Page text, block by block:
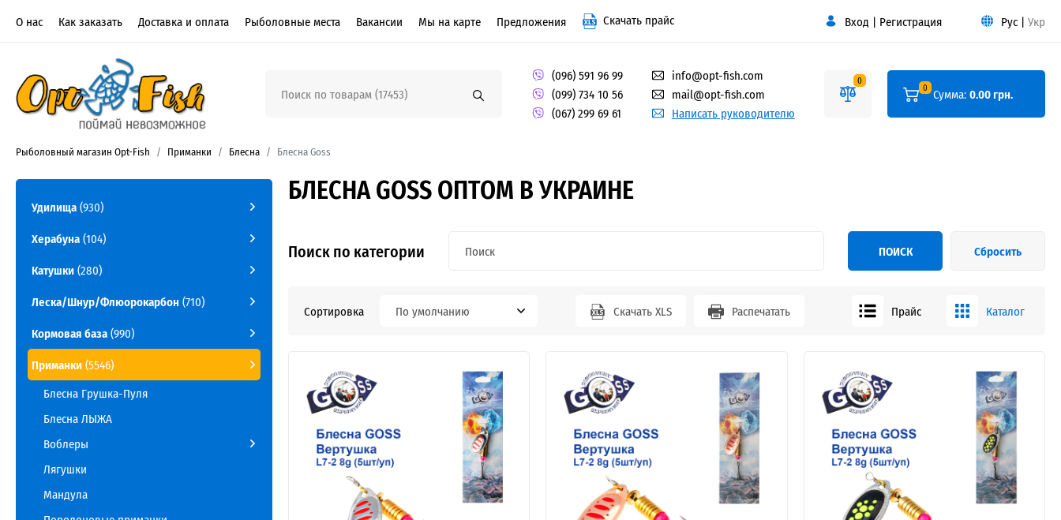
О нас Как заказать Доставка и оплата Рыболовные места Вакансии Мы на карте Предложения Скачать прайс Вход | Регистрация Рус | Укр
(096) 591 96 99
(099) 734 10 56
(067) 299 69 61
info@opt-fish.com
mail@opt-fish.com
Написать руководителю
0
0 Сумма:0.00 грн.
Рыболовный магазин Opt-Fish Приманки Блесна Блесна Goss
БЛЕСНА GOSS ОПТОМ В УКРАИНЕ
Поиск по категории ПОИСК Сбросить
Сортировка По умолчанию Скачать XLS Распечатать Прайс Каталог
Удилища(930)
Херабуна(104)
Катушки(280)
Леска/Шнур/Флюорокарбон(710)
Кормовая база(990)
Приманки(5546)
Блесна Грушка-Пуля
Блесна ЛЫЖА
Воблеры
Лягушки
Мандула